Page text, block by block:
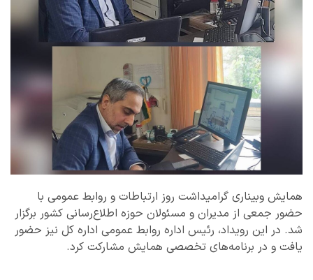
همایش وبیناری گرامیداشت روز ارتباطات و روابط عمومی با
حضور جمعی از مدیران و مسئولان حوزه اطلاع‌رسانی کشور برگزار
شد. در این رویداد، رئیس اداره روابط عمومی اداره کل نیز حضور
یافت و در برنامه‌های تخصصی همایش مشارکت کرد.